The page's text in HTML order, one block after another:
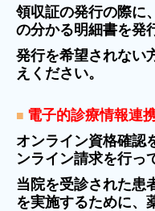
領収証の発行の際に
の分かる明細書を発
発行を希望されない
えください。
■ 電子的診療情報連
オンライン資格確認
ンライン請求を行っ
当院を受診された患
を実施するために、